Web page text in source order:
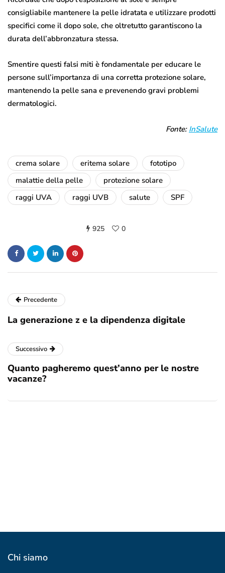
consigliabile mantenere la pelle idratata e utilizzare prodotti
specifici come il dopo sole, che oltretutto garantiscono la
durata dell’abbronzatura stessa.
Smentire questi falsi miti è fondamentale per educare le
persone sull’importanza di una corretta protezione solare,
mantenendo la pelle sana e prevenendo gravi problemi
dermatologici.
Fonte: InSalute
crema solare eritema solare
fototipo
malattie della pelle
protezione solare
raggi UVA
raggi UVB salute SPF
925 0
Precedente
La generazione z e la dipendenza digitale
Successivo
Quanto pagheremo quest’anno per le nostre
vacanze?
Chi siamo